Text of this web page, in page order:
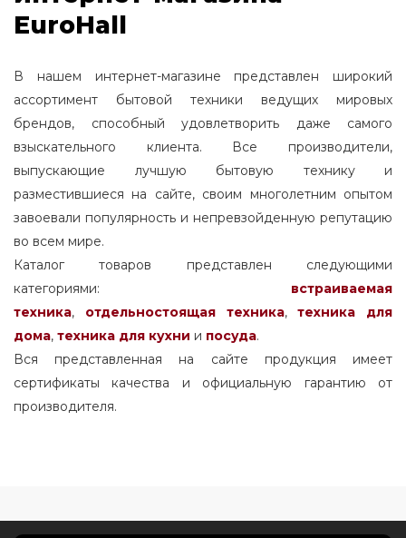
EuroHall
В нашем интернет-магазине представлен широкий
ассортимент бытовой техники ведущих мировых
брендов, способный удовлетворить даже самого
взыскательного клиента. Все производители,
выпускающие лучшую бытовую технику и
разместившиеся на сайте, своим многолетним опытом
завоевали популярность и непревзойденную репутацию
во всем мире.
Каталог товаров представлен следующими
категориями: встраиваемая
техника, отдельностоящаятехника,
техника для
дома, техника для кухни и посуда.
Вся представленная на сайте продукция имеет
сертификаты качества и официальную гарантию от
производителя.